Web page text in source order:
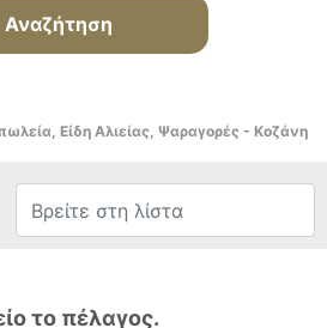
Αναζήτηση
Είδη Αλιείας, Ψαραγορές - Κοζάνη
το πέλαγος.